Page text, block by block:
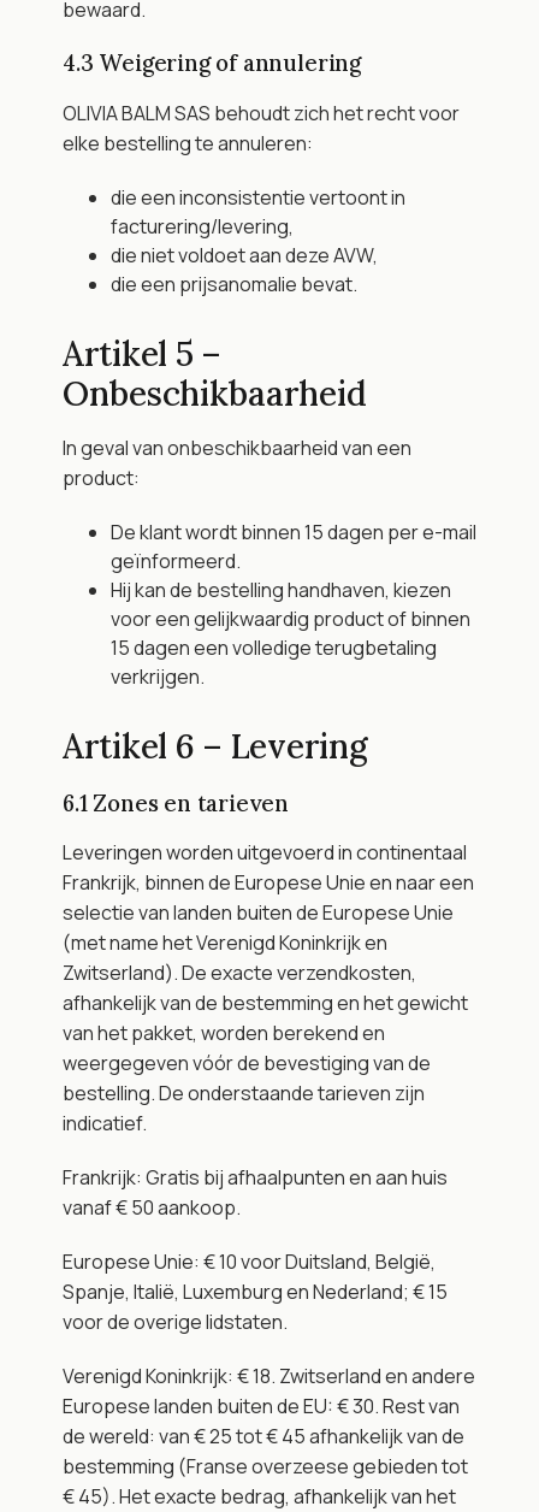
bewaard.
4.3 Weigering of annulering
OLIVIA BALM SAS behoudt zich het recht voor
elke bestelling te annuleren:
die een inconsistentie vertoont in
facturering/levering,
die niet voldoet aan deze AVW,
die een prijsanomalie bevat.
Artikel 5 –
Onbeschikbaarheid
In geval van onbeschikbaarheid van een
product:
De klant wordt binnen 15 dagen per e-mail
geïnformeerd.
Hij kan de bestelling handhaven, kiezen
voor een gelijkwaardig product of binnen
15 dagen een volledige terugbetaling
verkrijgen.
Artikel 6 – Levering
6.1 Zones en tarieven
Leveringen worden uitgevoerd in continentaal
Frankrijk, binnen de Europese Unie en naar een
selectie van landen buiten de Europese Unie
(met name het Verenigd Koninkrijk en
Zwitserland). De exacte verzendkosten,
afhankelijk van de bestemming en het gewicht
van het pakket, worden berekend en
weergegeven vóór de bevestiging van de
bestelling. De onderstaande tarieven zijn
indicatief.
Frankrijk: Gratis bij afhaalpunten en aan huis
vanaf € 50 aankoop.
Europese Unie: € 10 voor Duitsland, België,
Spanje, Italië, Luxemburg en Nederland; € 15
voor de overige lidstaten.
Verenigd Koninkrijk: € 18. Zwitserland en andere
Europese landen buiten de EU: € 30. Rest van
de wereld: van € 25 tot € 45 afhankelijk van de
bestemming (Franse overzeese gebieden tot
€ 45). Het exacte bedrag, afhankelijk van het